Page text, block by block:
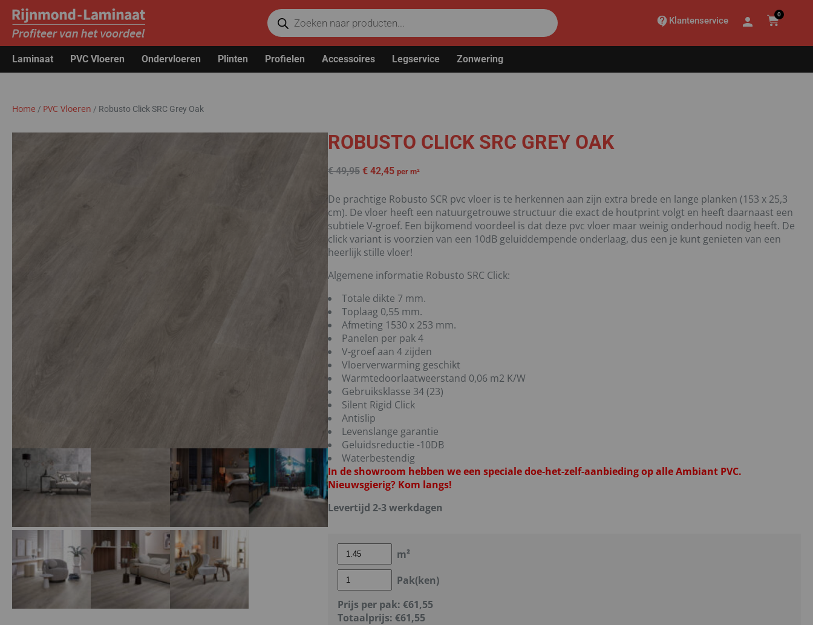
Klantenservice
0
Laminaat PVC Vloeren Ondervloeren Plinten Profielen Accessoires Legservice Zonwering
Home / PVC Vloeren / Robusto Click SRC Grey Oak
ROBUSTO CLICK SRC GREY OAK
€49,95 €42,45 per m²
De prachtige Robusto SCR pvc vloer is te herkennen aan zijn extra brede en lange planken (153 x 25,3
cm). De vloer heeft een natuurgetrouwe structuur die exact de houtprint volgt en heeft daarnaast een
subtiele V-groef. Een bijkomend voordeel is dat deze pvc vloer maar weinig onderhoud nodig heeft. De
click variant is voorzien van een 10dB geluiddempende onderlaag, dus een je kunt genieten van een
heerlijk stille vloer!
Algemene informatie Robusto SRC Click:
Totale dikte 7 mm.
Toplaag 0,55 mm.
Afmeting 1530 x 253 mm.
Panelen per pak 4
V-groef aan 4 zijden
Vloerverwarming geschikt
Warmtedoorlaatweerstand 0,06 m2 K/W
Gebruiksklasse 34 (23)
Silent Rigid Click
Antislip
Levenslange garantie
Geluidsreductie -10DB
Waterbestendig
In de showroom hebben we een speciale doe-het-zelf-aanbieding op alle Ambiant PVC.
Nieuwsgierig? Kom langs!
Levertijd 2-3 werkdagen
m²
Pak(ken)
Prijs per pak: €61,55
Totaalprijs: €61,55